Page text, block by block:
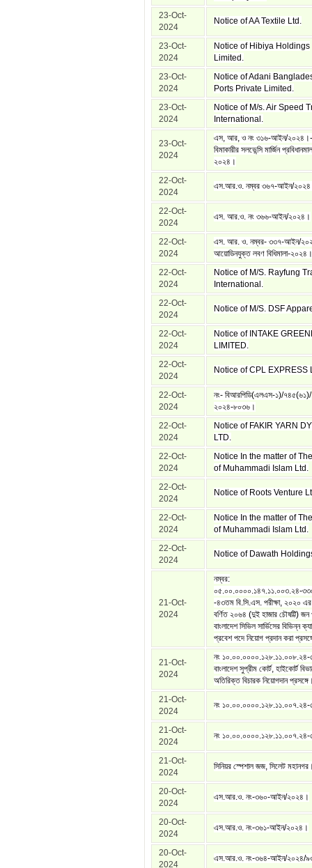
23-Oct-
2024
Notice of AA Textile Ltd.
23-Oct-
2024
Notice of Hibiya Holdings
Limited.
23-Oct-
2024
Notice of Adani
Ports Private Limited.
23-Oct-
2024
Notice of M/s. Air Speed
International.
23-Oct-
2024
এস, আর, ও নং ৩১৬-আইন/
বিমাকারীর সলভেন্সি মার্জিন
২০২৪।
22-Oct-
2024
এস.আর.ও. নম্বর ৩৬৭-আইন/
22-Oct-
2024
এস. আর.ও. নং ৩৬৬-আইন/২০২৪।
22-Oct-
2024
এস. আর. ও. নম্বর- ৩৩৭-আইন/
আয়োডিনযুক্ত লবণ বিধিমালা-২০২৪।
22-Oct-
2024
Notice of M/S. Rayfung
International.
22-Oct-
2024
Notice of M/S. DSF
22-Oct-
2024
Notice of INTAKE
LIMITED.
22-Oct-
2024
Notice of CPL EXPRESS
22-Oct-
2024
নং- বিআরপিডি(এলএস-১)/৭৪৫(৬১)/
২০২৪-৮০৩৬।
22-Oct-
2024
Notice of FAKIR YARN
LTD.
22-Oct-
2024
Notice In the matter of
of Muhammadi Islam Ltd.
22-Oct-
2024
Notice of Roots Venture
22-Oct-
2024
Notice In the matter of
of Muhammadi Islam Ltd.
22-Oct-
2024
Notice of Dawath
21-Oct-
2024
নম্বর:
০৫.০০.০০০০.১৪৭.১১.০০৩.২৪-
-৪৩তম বি.সি.এস. পরীক্ষা, ২০২০ এর
বর্ণিত ২০৬৪ (দুই হাজার চৌষট্টি) জন
বাংলাদেশ সিভিল সার্ভিসের বিভিন্ন
প্রবেশ পদে নিয়োগ প্রদান করা
21-Oct-
2024
নং
বাংলাদেশ সুপ্রীম কোর্ট, হাইকোর্ট
অতিরিক্ত বিচারক নিয়োগদান
21-Oct-
2024
নং
21-Oct-
2024
নং
21-Oct-
2024
সিনিয়র স্পেশাল জজ, সিলেট
20-Oct-
2024
এস.আর.ও. নং-৩৬০-আইন/২০২৪।
20-Oct-
2024
এস.আর.ও. নং-৩৬১-আইন/২০২৪।
20-Oct-
2024
এস.আর.ও. নং-৩৬৪-আইন/২০২৪/